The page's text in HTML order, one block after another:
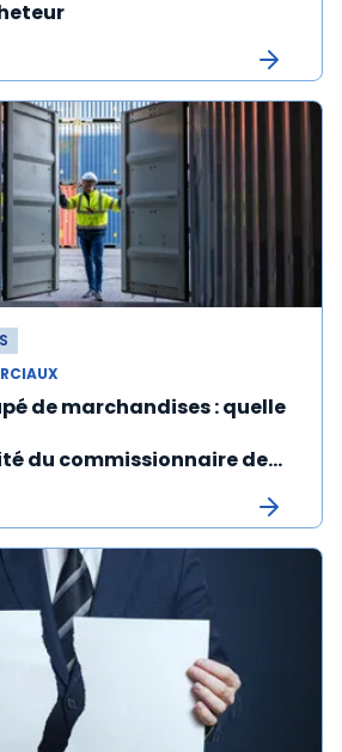
de marchandises : quelle
du commissionnaire de